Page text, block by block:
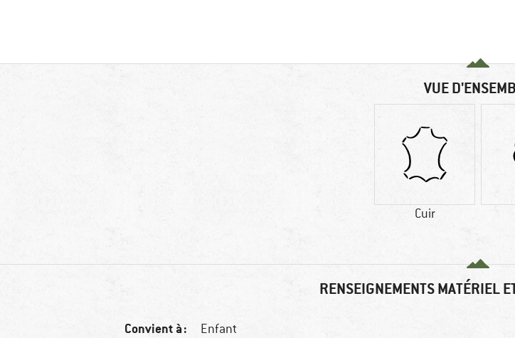
VUE
Cuir
RENSEIGNEMENTS MATÉRIEL
Convient à : Enfant